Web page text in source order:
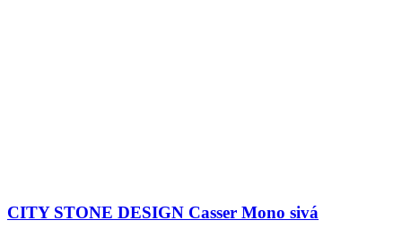
CITY STONE DESIGN Casser Mono sivá